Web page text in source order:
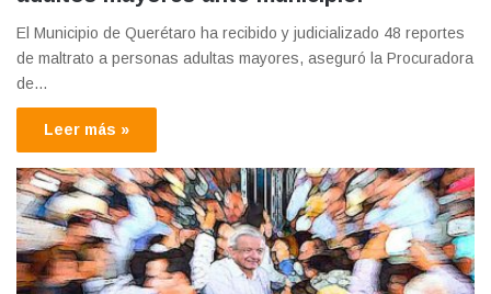
El Municipio de Querétaro ha recibido y judicializado 48 reportes
de maltrato a personas adultas mayores, aseguró la Procuradora
de…
Leer más »